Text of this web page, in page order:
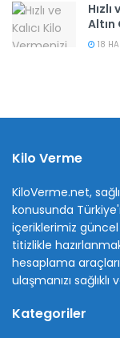
Altın
18
Kilo Verme
KiloVerme.net,
konusunda
içeriklerimiz
titizlikle
hesaplama
ulaşmanızı
Kategoriler